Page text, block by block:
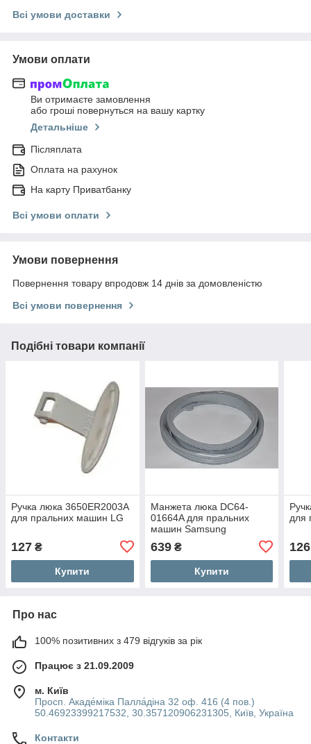
Всі умови доставки
Умови оплати
Ви отримаєте замовлення
або гроші повернуться на вашу картку
Детальніше
Післяплата
Оплата на рахунок
На карту Приватбанку
Всі умови оплати
Умови повернення
Повернення товару впродовж 14 днів за домовленістю
Всі умови повернення
Подібні товари компанії
Ручка люка 3650ER2003A
для пральних машин LG
127 ₴
Купити
Манжета люка DC64-
01664A для пральних
машин Samsung
639₴
Купити
для
126
Про нас
100% позитивних з 479 відгуків за рік
Працює з 21.09.2009
м. Київ
Просп. Акаде́міка Палла́діна 32 оф. 416 (4 пов.)
50.46923399217532, 30.357120906231305, Київ, Україна
Контакти